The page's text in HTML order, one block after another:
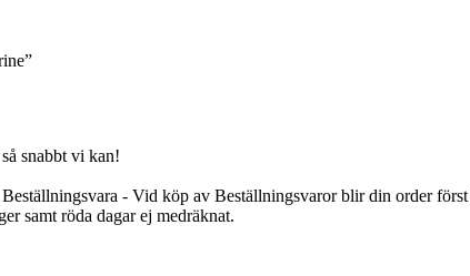
snabbt vi kan!
- Vid köp av Beställningsvaror blir din order
samt röda dagar ej medräknat.